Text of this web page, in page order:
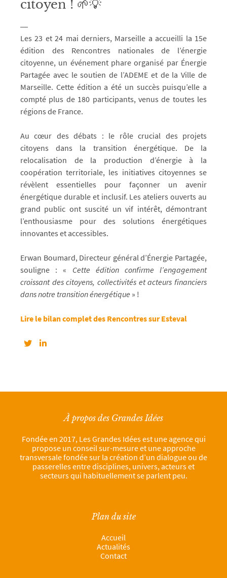
citoyen ! 🌱💡
Les 23 et 24 mai derniers, Marseille a accueilli la 15e
édition des Rencontres nationales de l’énergie
citoyenne, un événement phare organisé par Énergie
Partagée avec le soutien de l’ADEME et de la Ville de
Marseille. Cette édition a été un succès puisqu’elle a
compté plus de 180 participants, venus de toutes les
régions de France.
Au cœur des débats : le rôle crucial des projets
citoyens dans la transition énergétique. De la
relocalisation de la production d’énergie à la
coopération territoriale, les initiatives citoyennes se
révèlent essentielles pour façonner un avenir
énergétique durable et inclusif. Les ateliers ouverts au
grand public ont suscité un vif intérêt, démontrant
l’enthousiasme pour des solutions énergétiques
innovantes et accessibles.
Erwan Boumard, Directeur général d’Énergie Partagée,
souligne : « Cette édition confirme l’engagement
croissant des citoyens, collectivités et acteurs financiers
dans notre transition énergétique » !
Lire le bilan complet des Rencontres sur Esteval
À propos des Grandes Idées
Fondée en 2017, Les Grandes Idées est une agence qui
propose un conseil sur-mesure et une approche
transversale fondée sur la création d’un dialogue ou de
passerelles entre disciplines, univers, acteurs et
secteurs qui habituellement se parlent peu.
Plan du site
Accueil
Actualités
Contact